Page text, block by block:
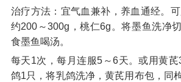
治疗方法：宜气血兼补，养血通经。可
约200～300g，桃仁6g。将墨鱼洗净
食墨鱼喝汤。
每天1次，每月连服5～6天。或用黄
鸽1只，将乳鸽洗净，黄芪用布包，同